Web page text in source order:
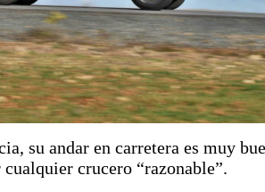
su andar en carretera es muy
crucero “razonable”.